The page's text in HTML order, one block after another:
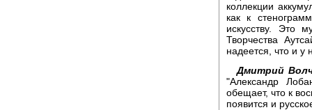
коллекции
как к
искусству. Это
Творчества
надеется, что и у
Дмитрий
"Александр
обещает, что к
появится и